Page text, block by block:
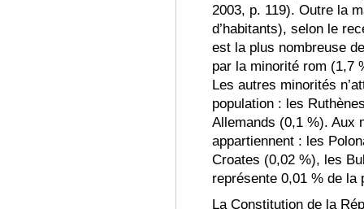
2003, p. 119). Outre la
d’habitants), selon le
est la plus nombreuse
par la minorité rom (1,7
Les autres minorités
population : les
Allemands (0,1 %). Aux
appartiennent : les
Croates (0,02 %), les
représente 0,01 % de la
La Constitution de la